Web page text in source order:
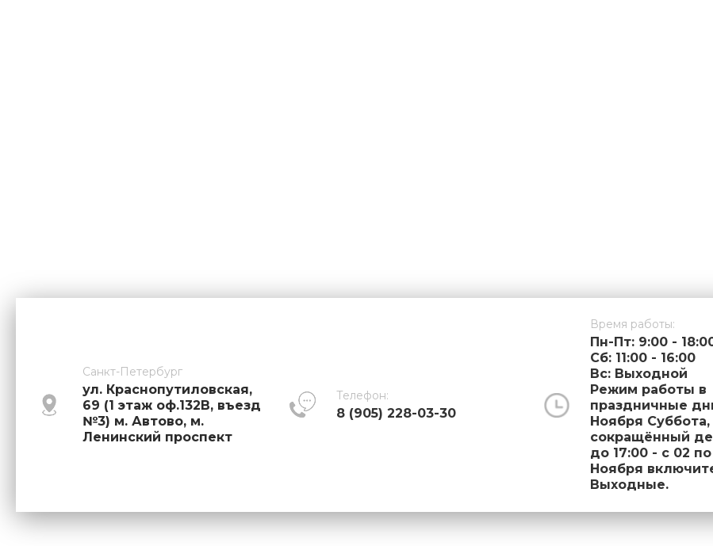
Санкт-Петербург
ул. Краснопутиловская,
69 (1 этаж оф.132В, въезд
№3) м. Автово, м.
Ленинский проспект
Телефон:
8 (905) 228-03-30
Время работы:
Пн-Пт: 9:00 -
Cб: 11:00 - 16:00
Вс: Выходной
Режим работы в
праздничные
Ноября Суббота,
сокращённый
до 17:00 - с 02
Ноября
Выходные.